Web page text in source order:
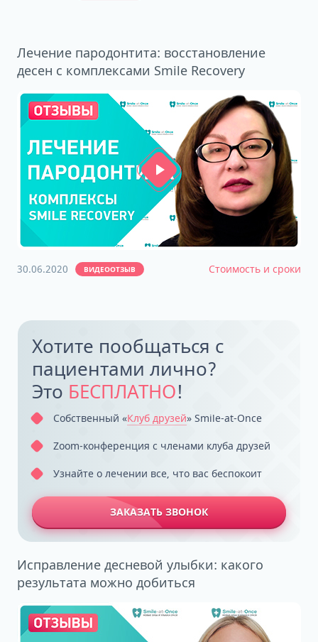
Лечение пародонтита: восстановление
десен с комплексами Smile Recovery
30.06.2020 ВИДЕООТЗЫВ Стоимость и сроки
Хотите пообщаться с
пациентами лично?
Это БЕСПЛАТНО!
Собственный «‎Клуб друзей» Smile-at-Once
Zoom-конференция с членами клуба друзей
Узнайте о лечении все, что вас беспокоит
ЗАКАЗАТЬ ЗВОНОК
Исправление десневой улыбки: какого
результата можно добиться